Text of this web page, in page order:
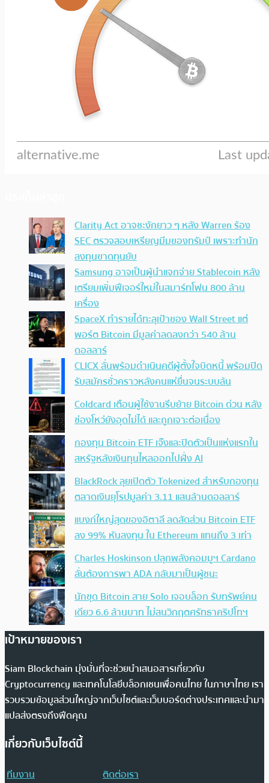
Clarity Act อาจชะงักยาว ๆ หลัง Warren ร้อง
SEC ตรวจสอบเหรียญมีมของทรัมป์ เพราะทำนัก
ลงทุนขาดทุนยับ
Samsung อาจเป็นผู้นำแจกจ่าย Stablecoin หลัง
เตรียมเพิ่มฟีเจอร์ใหม่ในสมาร์ทโฟน 800 ล้าน
เครื่อง
SpaceX ทำรายได้ทะลุเป้าของ Wall Street แต่
พอร์ต Bitcoin มีมูลค่าลดลงกว่า 540 ล้าน
ดอลลาร์
CLICX ลั่นพร้อมดำเนินคดีผู้ตั้งใจบิดหนี้ พร้อมปิด
รับสมัครชั่วคราวหลังคนแห่ยื่นจนระบบล้น
Coldcard เตือนผู้ใช้งานรีบย้าย Bitcoin ด่วน หลัง
ช่องโหว่ยังอุดไม่ได้ และถูกเจาะต่อเนื่อง
กองทุน Bitcoin ETF เจ๊งและปิดตัวเป็นแห่งแรกใน
สหรัฐหลังเงินทุนไหลออกไปฝั่ง AI
BlackRock ลุยเปิดตัว Tokenized สำหรับกองทุน
ตลาดเงินยุโรปมูลค่า 3.11 แสนล้านดอลลาร์
แบงก์ใหญ่สุดของอิตาลี ลดสัดส่วน Bitcoin ETF
ลง 99% หันลงทุน ใน Ethereum แทนถึง 3 เท่า
Charles Hoskinson ปลุกพลังคอมมูฯ Cardano
ลั่นต้องการพา ADA กลับมาเป็นผู้ชนะ
นักขุด Bitcoin สาย Solo เจอบล็อก รับทรัพย์คน
เดียว 6.6 ล้านบาท ไม่สนวิกฤตศรัทธาคริปโทฯ
เป้าหมายของเรา
Siam Blockchain มุ่งมั่นที่จะช่วยนำเสนอสารเกี่ยวกับ
Cryptocurrency และเทคโนโลยีบล็อกเชนเพื่อคนไทย ในภาษาไทย เรา
รวบรวมข้อมูลส่วนใหญ่จากเว็บไซต์และเว็บบอร์ดต่างประเทศและนำมา
แปลส่งตรงถึงฟีดคุณ
เกี่ยวกับเว็บไซต์นี้
ทีมงาน
ติดต่อเรา